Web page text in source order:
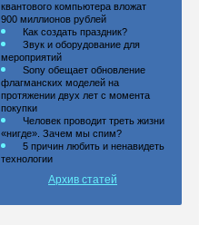
квантового компьютера вложат
900 миллионов рублей
Как создать праздник?
Звук и оборудование для
мероприятий
Sony обещает обновление
флагманских моделей на
протяжении двух лет с момента
покупки
Человек проводит треть жизни
«нигде». Зачем мы спим?
5 причин любить и ненавидеть
технологии
Архив статей